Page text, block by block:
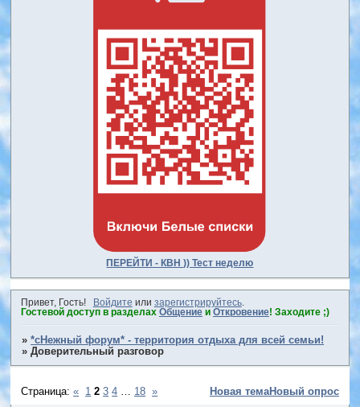
ПЕРЕЙТИ - КВН )) Тест неделю
Привет, Гость! Войдите или зарегистрируйтесь.
Гостевой доступ в разделах Общениеи Откровение! Заходите ;)
»*сНежный форум* - территория отдыха для всей семьи!
»Доверительный разговор
Страница:« 1 2 3 4 … 18 » Новая темаНовый опрос